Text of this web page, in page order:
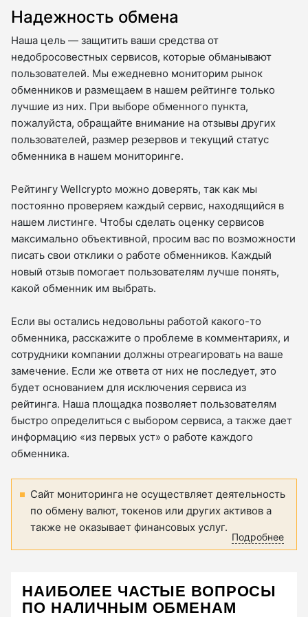
Надежность обмена
Наша цель — защитить ваши средства от
недобросовестных сервисов, которые обманывают
пользователей. Мы ежедневно мониторим рынок
обменников и размещаем в нашем рейтинге только
лучшие из них. При выборе обменного пункта,
пожалуйста, обращайте внимание на отзывы других
пользователей, размер резервов и текущий статус
обменника в нашем мониторинге.
Рейтингу Wellcrypto можно доверять, так как мы
постоянно проверяем каждый сервис, находящийся в
нашем листинге. Чтобы сделать оценку сервисов
максимально объективной, просим вас по возможности
писать свои отклики о работе обменников. Каждый
новый отзыв помогает пользователям лучше понять,
какой обменник им выбрать.
Если вы остались недовольны работой какого-то
обменника, расскажите о проблеме в комментариях, и
сотрудники компании должны отреагировать на ваше
замечение. Если же ответа от них не последует, это
будет основанием для исключения сервиса из
рейтинга. Наша площадка позволяет пользователям
быстро определиться с выбором сервиса, а также дает
информацию «из первых уст» о работе каждого
обменника.
Сайт мониторинга не осуществляет деятельность
по обмену валют, токенов или других активов а
также не оказывает финансовых услуг.
Подробнее
НАИБОЛЕЕ ЧАСТЫЕ ВОПРОСЫ
ПО НАЛИЧНЫМ ОБМЕНАМ